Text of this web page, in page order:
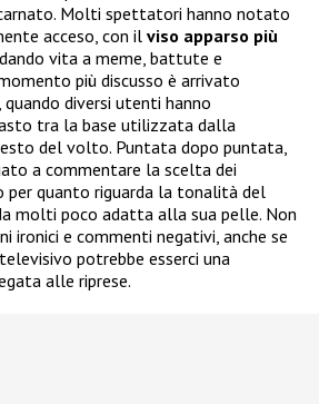
Molti spettatori hanno notato
acceso, con il viso apparso più
, dando vita a meme, battute e
più discusso è arrivato
diversi utenti hanno
tra la base utilizzata dalla
del volto. Puntata dopo puntata,
a commentare la scelta dei
quanto riguarda la tonalità del
molti poco adatta alla sua pelle. Non
ironici e commenti negativi, anche se
potrebbe esserci una
alle riprese.